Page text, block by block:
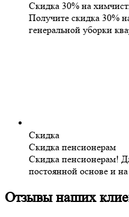
Скидка 30% на
Получите скидка 30%
генеральной уборки
Скидка
Скидка пенсионерам
Скидка пенсионерам!
постоянной основе и
Отзывы наших